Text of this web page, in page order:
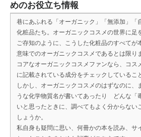
めのお役立ち情報
巷にあふれる「オーガニック」「無添加」「
化粧品たち。オーガニックコスメの世界に足
ご存知のように、こうした化粧品のすべてが
意味でのオーガニックコスメであるとは限り
コアなオーガニックコスメファンなら、コス
に記載されている成分をチェックしているこ
しかし、オーガニックコスメのはずなのに、
うな化学物質名が書いてあったり どんな「
いと思ったときに、調べてもよく分からない
しょうか。
私自身も疑問に思い、何冊かの本を読み、サ